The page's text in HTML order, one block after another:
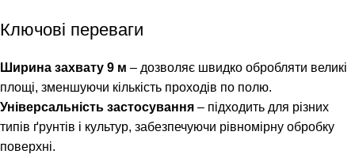
Ключові переваги
Ширина захвату 9 м – дозволяє швидко обробляти великі
площі, зменшуючи кількість проходів по полю.
Універсальність застосування – підходить для різних
типів ґрунтів і культур, забезпечуючи рівномірну обробку
поверхні.